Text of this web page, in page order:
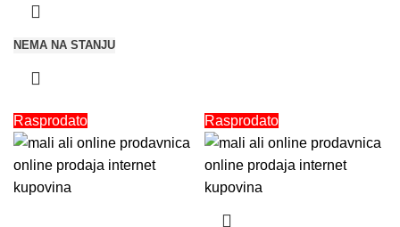
NEMA NA STANJU
Rasprodato Rasprodato